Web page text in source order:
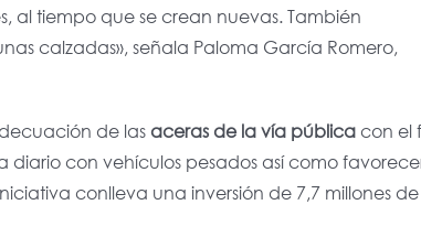
al tiempo que se crean nuevas. También
calzadas», señala Paloma García Romero,
de las aceras de la vía públicacon el
con vehículos pesados así como
conlleva una inversión de 7,7 millones de